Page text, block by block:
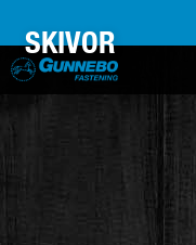
PRODUKTER
SUPPORT
KONTAKT
SKIVOR